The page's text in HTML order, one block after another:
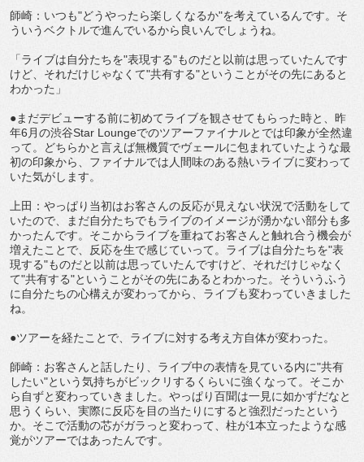
師崎：いつも"どうやったら楽しくなるか"を考えているんです。そ
ういうベクトルで進んでいるから良いんでしょうね。
「ライブは自分たちを"表現する"ものだと以前は思っていたんです
けど、それだけじゃなくて"共有する"ということがその先にあると
わかった」
●まだデビューする前に初めてライブを観させてもらった時と、昨
年6月の渋谷Star Loungeでのツアーファイナルとでは印象が全然違
って。どちらかと言えば無機質でヴェールに包まれていたような最
初の印象から、ファイナルでは人間味のある熱いライブに変わって
いた気がします。
上田：やっぱり当初はお客さんの反応が見えない状況で活動をして
いたので、まだ自分たちでもライブのイメージが湧かない部分も多
かったんです。そこからライブを重ねてお客さんと触れ合う機会が
増えたことで、反応を生で感じていって。ライブは自分たちを"表
現する"ものだと以前は思っていたんですけど、それだけじゃなく
て"共有する"ということがその先にあるとわかった。そういうふう
に自分たちの心構えが変わってから、ライブも変わっていきました
ね。
●ツアーを経たことで、ライブに対する考え方自体が変わった。
師崎：お客さんと話したり、ライブ中の表情を見ている内に"共有
したい"という気持ちがビックリするくらいに強くなって。そこか
ら自ずと変わっていきました。やっぱり百聞は一見に如かずだなと
思うくらい、実際に反応を目の当たりにすると強烈だったという
か。そこで活動の芯がガラっと変わって、柱が1本立ったような感
覚がツアーではあったんです。